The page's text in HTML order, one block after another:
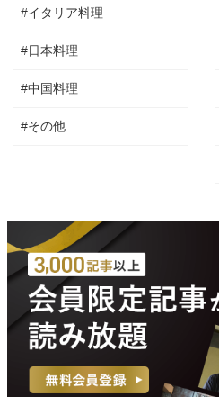
#イタリア料理
#日本料理
#中国料理
#その他